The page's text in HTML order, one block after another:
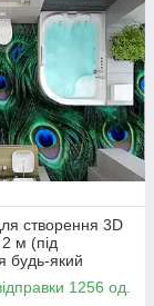
створення 3D
2 м (під
будь-який
(БП-pol_mx002)
1256 од.